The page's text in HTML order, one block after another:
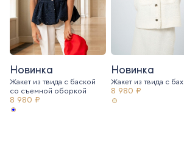
Новинка
Жакет из твида с баской
со съемной оборкой
8 980 ₽
Новинка
Жакет из твида c
8 980 ₽